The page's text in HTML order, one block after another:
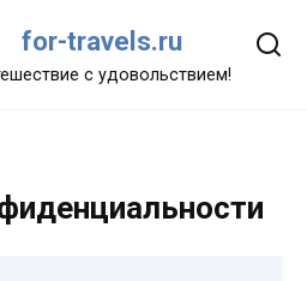
for-travels.ru
с удовольствием!